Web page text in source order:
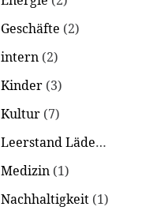
Geschäfte (2)
intern (2)
Kinder (3)
Kultur (7)
Leerstand Läden(1)
Medizin (1)
Nachhaltigkeit (1)